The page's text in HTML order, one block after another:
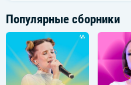
Популярные сборники